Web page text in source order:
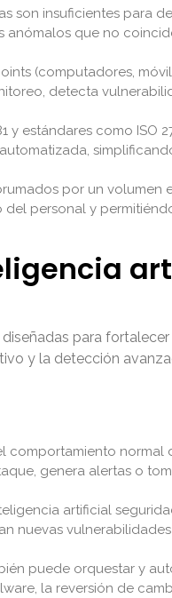
son insuficientes para
anómalos que no
(computadores,
detecta
y estándares como ISO
por un volumen
personal y
para
y la detección
comportamiento normal
genera alertas o
artificial
nuevas
puede orquestar y
la reversión de